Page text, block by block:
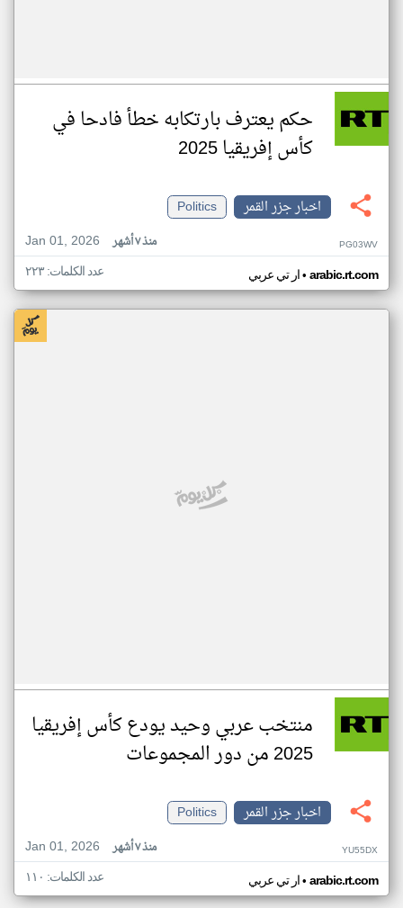
حكم يعترف بارتكابه خطأ فادحا في
كأس إفريقيا 2025
اخبار جزر القمر
Politics
Jan 01, 2026
منذ ٧ أشهر PG03WV
ار تي عربي• arabic.rt.com عدد الكلمات: ٢٢٣
منتخب عربي وحيد يودع كأس إفريقيا
2025 من دور المجموعات
اخبار جزر القمر
Politics
Jan 01, 2026
منذ ٧ أشهر YU55DX
ار تي عربي• arabic.rt.com عدد الكلمات: ١١٠